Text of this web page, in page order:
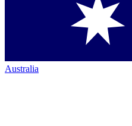
Australia